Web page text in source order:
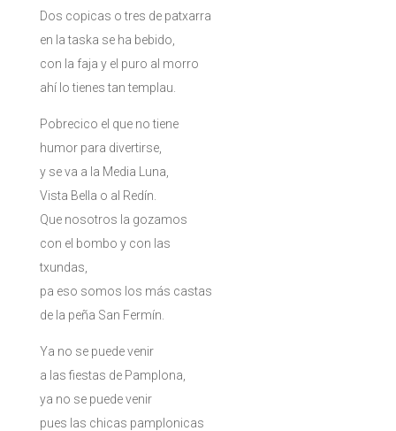
Dos copicas o tres de patxarra
en la taska se ha bebido,
con la faja y el puro al morro
ahí lo tienes tan templau.
Pobrecico el que no tiene
humor para divertirse,
y se va a la Media Luna,
Vista Bella o al Redín.
Que nosotros la gozamos
con el bombo y con las
txundas,
pa eso somos los más castas
de la peña San Fermín.
Ya no se puede venir
a las fiestas de Pamplona,
ya no se puede venir
pues las chicas pamplonicas